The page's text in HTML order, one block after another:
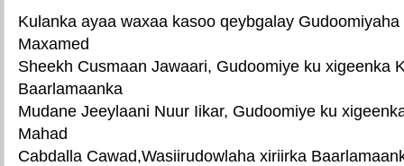
Kulanka ayaa waxaa kasoo qeybgalay
Maxamed
Sheekh Cusmaan Jawaari, Gudoomiye ku xigeenka
Baarlamaanka
Mudane Jeeylaani Nuur Iikar, Gudoomiye ku
Mahad
Cabdalla Cawad,Wasiirudowlaha xiriirka